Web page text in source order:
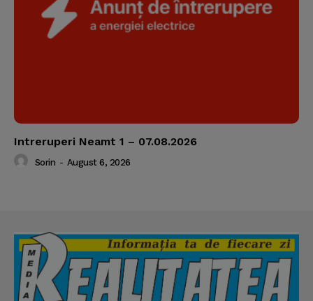
Intreruperi Neamt 1 – 07.08.2026
Sorin - August 6, 2026